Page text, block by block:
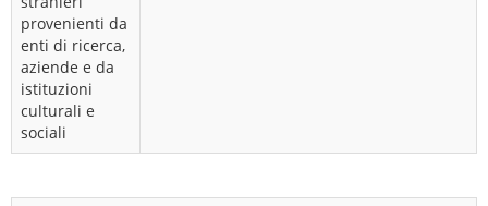
provenienti da
enti di ricerca,
aziende e da
istituzioni
culturali e
sociali